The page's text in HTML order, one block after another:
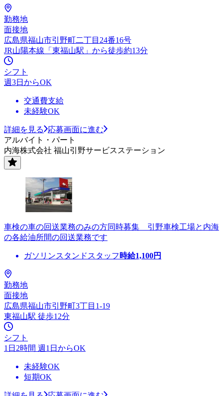
勤務地
面接地
広島県福山市引野町二丁目24番16号
JR山陽本線「東福山駅」から徒歩約13分
シフト
週3日からOK
交通費支給
未経験OK
詳細を見る
応募画面に進む
アルバイト・パート
内海株式会社 福山引野サービスステーション
車検の車の回送業務のみの方同時募集 引野車検工場と内海
の各給油所間の回送業務です
ガソリンスタンドスタッフ 時給1,100円
勤務地
面接地
広島県福山市引野町3丁目1-19
東福山駅 徒歩12分
シフト
1日2時間 週1日からOK
未経験OK
短期OK